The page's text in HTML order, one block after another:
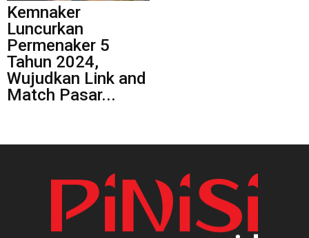
Kemnaker
Luncurkan
Permenaker 5
Tahun 2024,
Wujudkan Link and
Match Pasar...